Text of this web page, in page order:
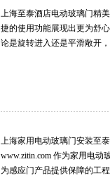
上海至泰酒店电动玻璃门精
捷的使用功能展现出更为舒
论是旋转进入还是平滑敞开
上海家用电动玻璃门安装至
www.zitin.com 作为家用电
为感应门产品提供保障的工